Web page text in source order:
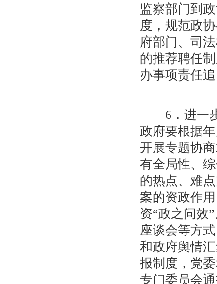
监察部门到
度，规范政
府部门、司
的推荐聘任
办事项责任
6．进一步
政府要根据
开展专题协
有全局性、
的热点、难
案的资政作
资“政之问效
座谈会等方
和政府舆情
报制度，党
专门委员会